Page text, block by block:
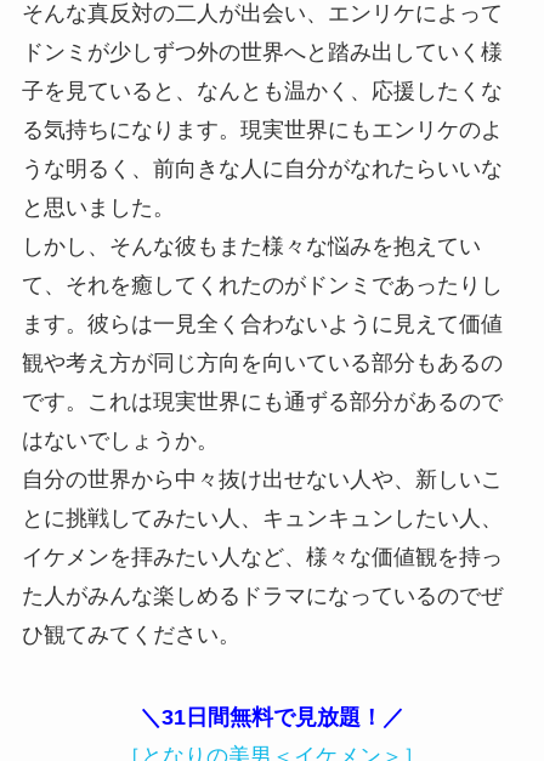
そんな真反対の二人が出会い、エンリケによって
ドンミが少しずつ外の世界へと踏み出していく様
子を見ていると、なんとも温かく、応援したくな
る気持ちになります。現実世界にもエンリケのよ
うな明るく、前向きな人に自分がなれたらいいな
と思いました。
しかし、そんな彼もまた様々な悩みを抱えてい
て、それを癒してくれたのがドンミであったりし
ます。彼らは一見全く合わないように見えて価値
観や考え方が同じ方向を向いている部分もあるの
です。これは現実世界にも通ずる部分があるので
はないでしょうか。
自分の世界から中々抜け出せない人や、新しいこ
とに挑戦してみたい人、キュンキュンしたい人、
イケメンを拝みたい人など、様々な価値観を持っ
た人がみんな楽しめるドラマになっているのでぜ
ひ観てみてください。
＼31日間無料で見放題！／